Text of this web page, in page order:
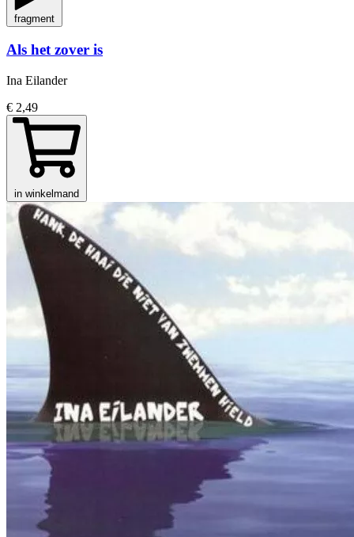
fragment
Als het zover is
Ina Eilander
€ 2,49
in winkelmand